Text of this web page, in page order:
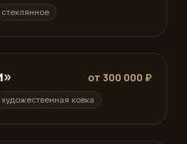
стеклянное
от 300 000 ₽
художественная ковка